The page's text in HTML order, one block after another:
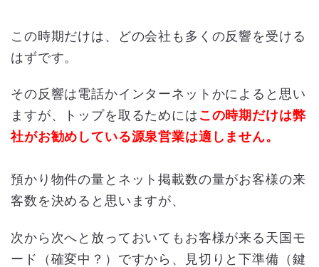
この時期だけは、どの会社も多くの反響を受ける
はずです。
その反響は電話かインターネットかによると思い
ますが、トップを取るためには この時期だけは弊
社がお勧めしている源泉営業は適しません。
預かり物件の量とネット掲載数の量がお客様の来
客数を決めると思いますが、
次から次へと放っておいてもお客様が来る天国モ
ード（確変中？）ですから、見切りと下準備（鍵